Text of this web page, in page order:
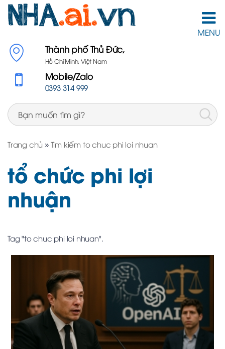
MENU
Thành phố Thủ Đức,
Hồ Chí Minh, Việt Nam
Mobile/Zalo
0393 314 999
Trang chủ » Tìm kiếm to chuc phi loi nhuan
tổ chức phi lợi
nhuận
Tag "to chuc phi loi nhuan".